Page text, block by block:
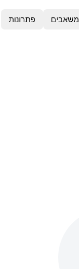
פתרונות משאבים